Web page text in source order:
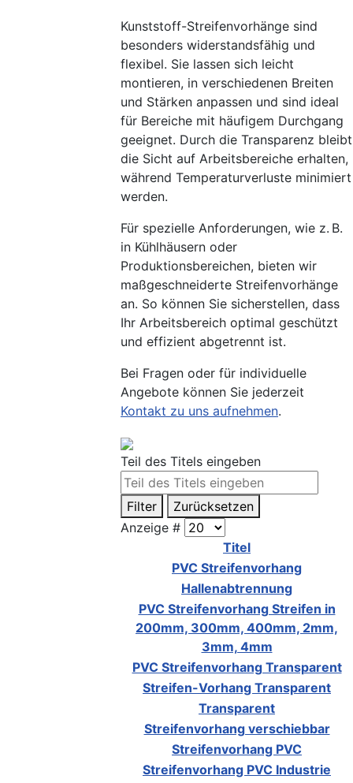
Kunststoff-Streifenvorhänge sind
besonders widerstandsfähig und
flexibel. Sie lassen sich leicht
montieren, in verschiedenen Breiten
und Stärken anpassen und sind ideal
für Bereiche mit häufigem Durchgang
geeignet. Durch die Transparenz bleibt
die Sicht auf Arbeitsbereiche erhalten,
während Temperaturverluste minimiert
werden.
Für spezielle Anforderungen, wie z. B.
in Kühlhäusern oder
Produktionsbereichen, bieten wir
maßgeschneiderte Streifenvorhänge
an. So können Sie sicherstellen, dass
Ihr Arbeitsbereich optimal geschützt
und effizient abgetrennt ist.
Bei Fragen oder für individuelle
Angebote können Sie jederzeit
Kontakt zu uns aufnehmen.
Teil des Titels eingeben
Filter
Zurücksetzen
Anzeige #
Titel
PVC Streifenvorhang
Hallenabtrennung
PVC Streifenvorhang Streifen in
200mm, 300mm, 400mm, 2mm,
3mm, 4mm
PVC Streifenvorhang Transparent
Streifen-Vorhang Transparent
Transparent
Streifenvorhang verschiebbar
Streifenvorhang PVC
Streifenvorhang PVC Industrie